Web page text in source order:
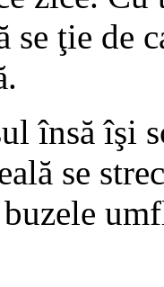
se ţie de
însă îşi
se